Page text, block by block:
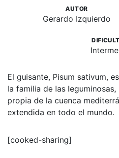
AUTOR
Gerardo Izquierdo
El guisante, Pisum sativum,
la familia de las
propia de la cuenca
extendida en todo el mundo.
[cooked-sharing]